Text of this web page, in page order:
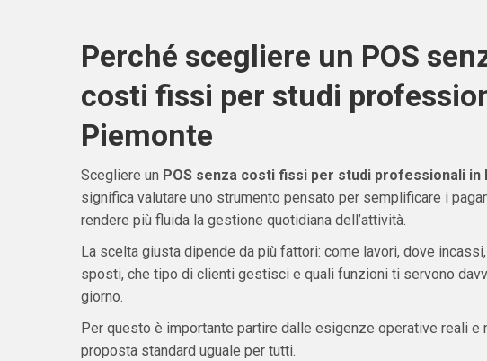
Perché scegliere un POS
costi fissi per studi
Piemonte
Scegliere un POS senza costi fissi per studi professionali in
significa valutare uno strumento pensato per semplificare i
rendere più fluida la gestione quotidiana dell’attività.
La scelta giusta dipende da più fattori: come lavori, dove
sposti, che tipo di clienti gestisci e quali funzioni ti servono
giorno.
Per questo è importante partire dalle esigenze operative reali e
proposta standard uguale per tutti.